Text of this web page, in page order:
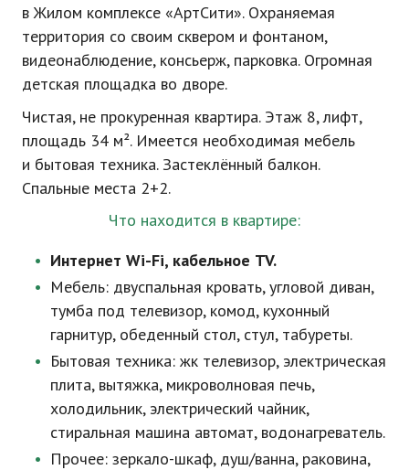
в Жилом комплексе «АртСити». Охраняемая
территория со своим сквером и фонтаном,
видеонаблюдение, консьерж, парковка. Огромная
детская площадка во дворе.
Чистая, не прокуренная квартира. Этаж 8, лифт,
площадь 34 м². Имеется необходимая мебель
и бытовая техника. Застеклённый балкон.
Спальные места 2+2.
Что находится в квартире:
Интернет Wi-Fi, кабельное TV.
Мебель: двуспальная кровать, угловой диван,
тумба под телевизор, комод, кухонный
гарнитур, обеденный стол, стул, табуреты.
Бытовая техника: жк телевизор, электрическая
плита, вытяжка, микроволновая печь,
холодильник, электрический чайник,
стиральная машина автомат, водонагреватель.
Прочее: зеркало-шкаф, душ/ванна, раковина,